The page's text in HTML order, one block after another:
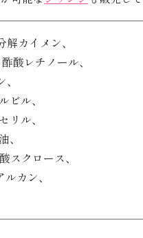
カイメン、
酸レチノール、
ビル、
リル、
、
スクロース、
カン、